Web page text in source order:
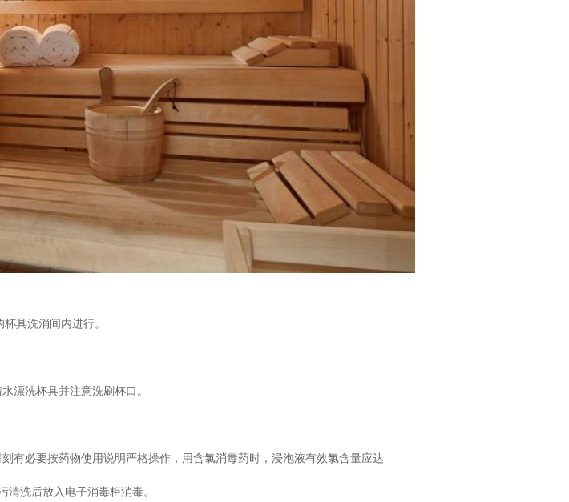
具洗消间内进行。
漂洗杯具并注意洗刷杯口。
有必要按药物使用说明严格操作，用含氯消毒药时，浸泡液有效氯含量应达
洗后放入电子消毒柜消毒。